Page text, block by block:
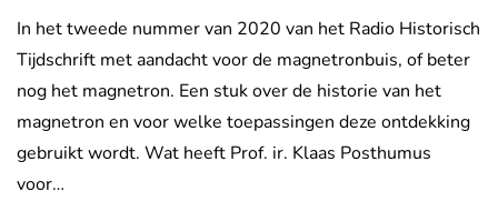
In het tweede nummer van 2020 van het Radio Historisch
Tijdschrift met aandacht voor de magnetronbuis, of beter
nog het magnetron. Een stuk over de historie van het
magnetron en voor welke toepassingen deze ontdekking
gebruikt wordt. Wat heeft Prof. ir. Klaas Posthumus
voor…